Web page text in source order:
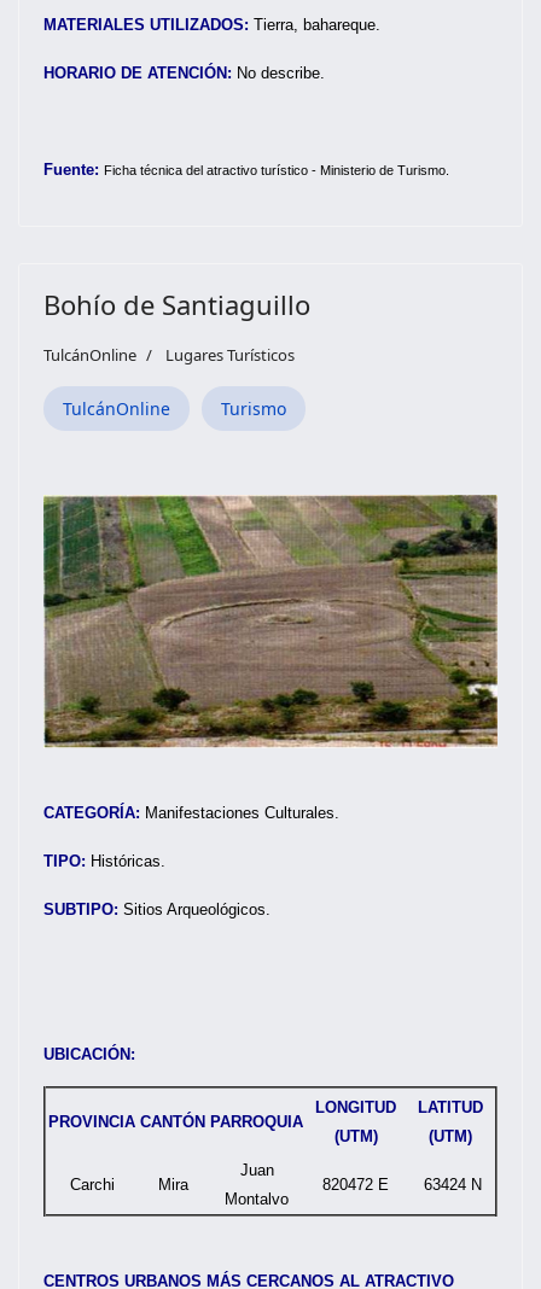
MATERIALES UTILIZADOS: Tierra, bahareque.
HORARIO DE ATENCIÓN: No describe.
Fuente: Ficha técnica del atractivo turístico - Ministerio de Turismo.
Bohío de Santiaguillo
TulcánOnline Lugares Turísticos
TulcánOnline Turismo
CATEGORÍA: Manifestaciones Culturales.
TIPO: Históricas.
SUBTIPO: Sitios Arqueológicos.
UBICACIÓN:
PROVINCIA CANTÓN PARROQUIA
LONGITUD
(UTM)
LATITUD
(UTM)
Carchi Mira
Juan
Montalvo
820472 E 63424 N
CENTROS URBANOS MÁS CERCANOS AL ATRACTIVO